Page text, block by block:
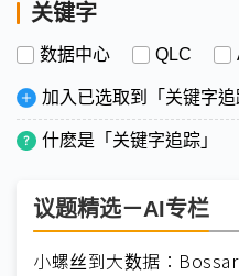
关键字
数据中心 QLC
加入已选取到「关键字追
什麽是「关键字追踪」
议题精选－AI专栏
小螺丝到大数据：